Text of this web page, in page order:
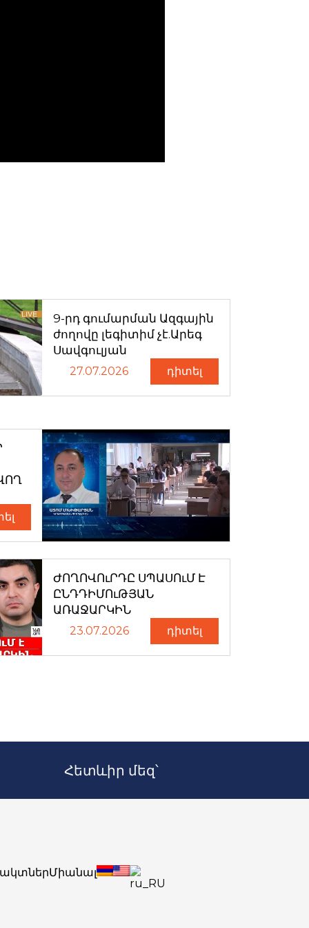
9-րդ գումարման Ազգային
ժողովը լեգիտիմ չէ.Արեգ
Սավգուլյան
27.07.2026 դիտել
ԺՈՂՈՎՈւՐԴԸ ՍՊԱՍՈւՄ Է
ԸՆԴԴԻՄՈւԹՅԱՆ
ԱՌԱՋԱՐԿԻՆ
23.07.2026 դիտել
Հետևիր մեզ՝
Միանալ